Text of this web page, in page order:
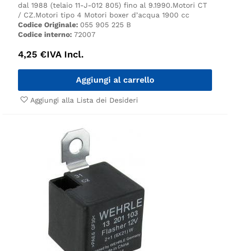
dal 1988 (telaio 11-J-012 805) fino al 9.1990.Motori CT
/ CZ.Motori tipo 4 Motori boxer d’acqua 1900 cc
Codice Originale: 055 905 225 B
Codice interno: 72007
4,25 €IVA Incl.
Aggiungi al carrello
Aggiungi alla Lista dei Desideri